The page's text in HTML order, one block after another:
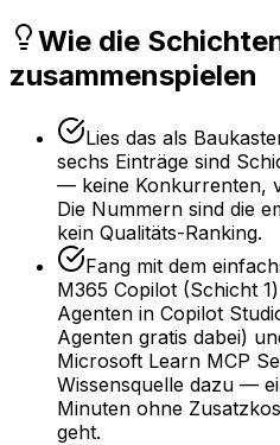
Wie die
zusammenspielen
Lies das als
sechs Einträge sind
— keine Konkurrenten,
Die Nummern sind die
kein Qualitäts-Ranking.
Fang mit dem
M365 Copilot (Schicht
Agenten in Copilot
Agenten gratis dabei)
Microsoft Learn MCP
Wissensquelle dazu —
Minuten ohne
geht.